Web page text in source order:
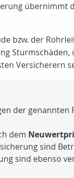
übernimmt
bzw. der
Versicherern
der
dem
sind
sind ebenso